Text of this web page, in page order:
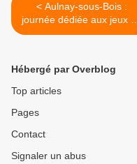
< Aulnay-sous-Bois :
journée dédiée aux jeux de
société à la Bibliothèque
Hébergé par Overblog
Top articles
Pages
Contact
Signaler un abus